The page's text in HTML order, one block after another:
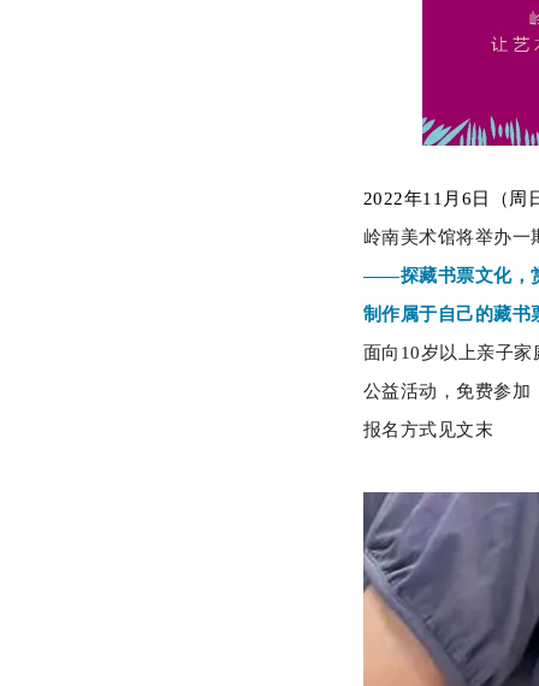
2022年11月6日（周
岭南美术馆将举办一
——探藏书票文化，
制作属于自己的藏书
面向10岁以上亲子家
公益活动，免费参加
报名方式见文末